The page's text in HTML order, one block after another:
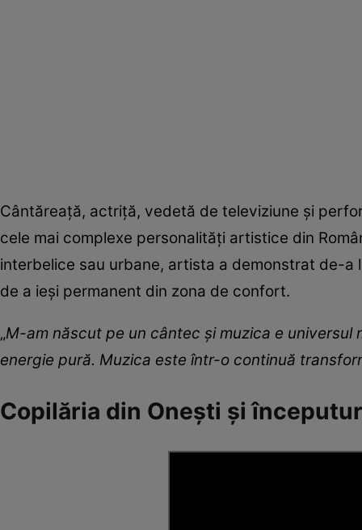
Cântăreață, actriță, vedetă de televiziune și
cele mai complexe personalități artistice din
interbelice sau urbane, artista a demonstrat de-a
de a ieși permanent din zona de confort.
„M-am născut pe un cântec și muzica e
energie pură. Muzica este într-o continuă
Copilăria din Onești și